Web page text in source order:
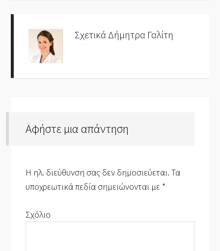
Σχετικά Δήμητρα Γαλίτη
Αφήστε μια απάντηση
Η ηλ. διεύθυνση σας δεν δημοσιεύεται. Τα
υποχρεωτικά πεδία σημειώνονται με *
Σχόλιο